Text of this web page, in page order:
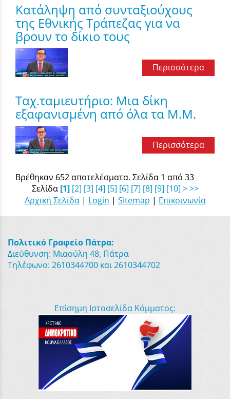
Κατάληψη από συνταξιούχους
της Εθνικής Τράπεζας για να
βρουν το δίκιο τους
Περισσότερα
Ταχ.ταμιευτήριο: Μια δίκη
εξαφανισμένη από όλα τα Μ.Μ.
Περισσότερα
Βρέθηκαν 652 αποτελέσματα. Σελίδα 1 από 33
Σελίδα [1] [2] [3] [4] [5] [6] [7] [8] [9] [10] > >>
Αρχική Σελίδα| Login | Sitemap | Επικοινωνία
Πολιτικό Γραφείο Πάτρα:
Διεύθυνση: Μιαούλη 48, Πάτρα
Τηλέφωνο: 2610344700 και 2610344702
Επίσημη Ιστοσελίδα Κόμματος: